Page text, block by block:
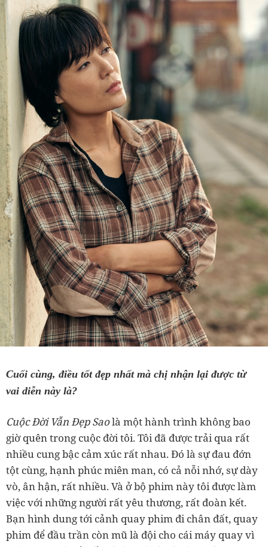
Cuối cùng, điều tốt đẹp nhất mà chị nhận lại được từ
vai diễn này là?
Cuộc Đời Vẫn Đẹp Saolà một hành trình không bao
giờ quên trong cuộc đời tôi. Tôi đã được trải qua rất
nhiều cung bậc cảm xúc rất nhau. Đó là sự đau đớn
tột cùng, hạnh phúc miên man, có cả nỗi nhớ, sự dày
vò, ân hận, rất nhiều. Và ở bộ phim này tôi được làm
việc với những người rất yêu thương, rất đoàn kết.
Bạn hình dung tới cảnh quay phim đi chân đất, quay
phim để đầu trần còn mũ là đội cho cái máy quay vì